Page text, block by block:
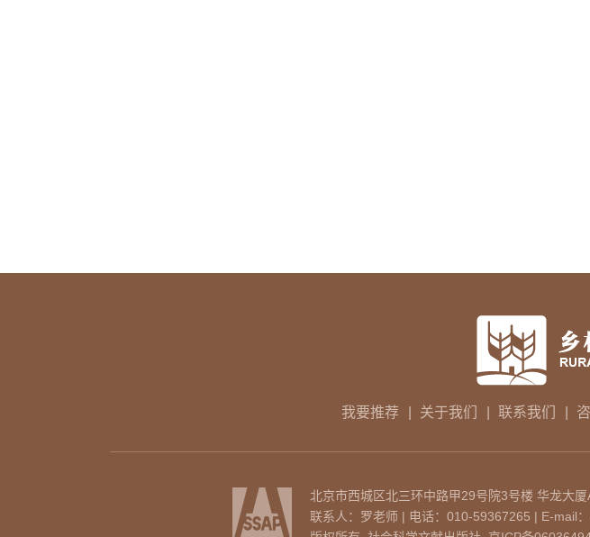
我要推荐 关于我们 联系我们
北京市西城区北三环中路甲29号院3号楼 华龙大
联系人：罗老师 | 电话：010-59367265 | E-mail